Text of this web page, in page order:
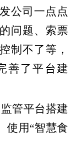
公司一点点
问题、索票
制不了等，
善了平台建
管平台搭建
使用“智慧食